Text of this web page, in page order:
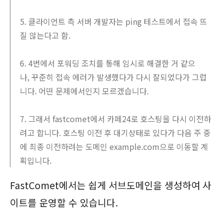
5. 클라이언트 측 서버 개발자는 ping 테스트에서 접속 뜨
질 않는다고 함.
6. 4번에서 포워딩 조치를 통해 임시로 해결한 거 같으
나, 꾸준히 접속 에러가 발생했다가 다시 잘되었다가 그럽
니다. 어떤 문제에서인지 모르겠습니다.
7. 그래서 fastcomet에서 카페24로 호스팅을 다시 이전하
려고 합니다. 호스팅 이전 후 대기상태로 있다가 다음 주 중
에 최종 이전하려는 도메인 example.com으로 이동할 계
획입니다.
FastComet에서는 쉽게 서브도메인을 생성하여 사
이트를 운영할 수 있습니다.